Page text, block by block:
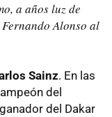
a años luz de
Alonso al
Sainz. En las
del
del Dakar